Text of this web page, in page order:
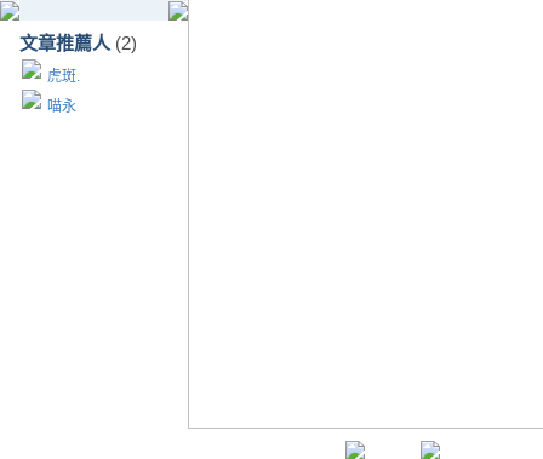
文章推薦人 (2)
虎斑.
喵永